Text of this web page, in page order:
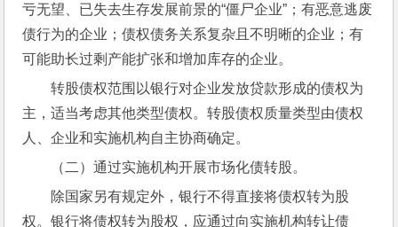
亏无望、已失去生存发展前景的“僵尸企业”；有恶意逃废
债行为的企业；债权债务关系复杂且不明晰的企业；有
可能助长过剩产能扩张和增加库存的企业。
转股债权范围以银行对企业发放贷款形成的债权为
主，适当考虑其他类型债权。转股债权质量类型由债权
人、企业和实施机构自主协商确定。
（二）通过实施机构开展市场化债转股。
除国家另有规定外，银行不得直接将债权转为股
权。银行将债权转为股权，应通过向实施机构转让债